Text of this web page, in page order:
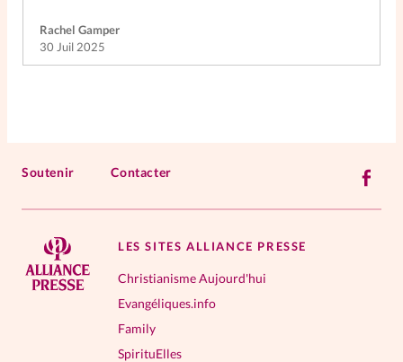
Rachel Gamper
30 Juil 2025
Soutenir Contacter
LES SITES ALLIANCE PRESSE
Christianisme Aujourd'hui
Evangéliques.info
Family
SpirituElles